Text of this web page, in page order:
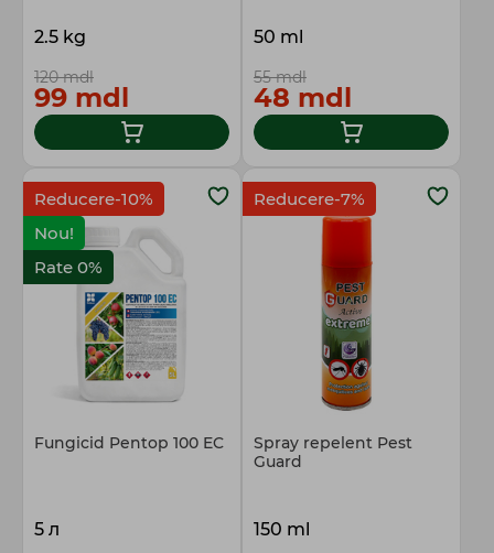
2.5 kg
120 mdl
99 mdl
50 ml
55 mdl
48 mdl
Reducere-10%
Nou!
Rate 0%
Fungicid Pentop 100 EC
5 л
Reducere-7%
Spray repelent Pest
Guard
150 ml